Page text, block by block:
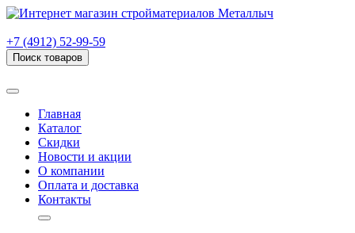
+7 (4912) 52-99-59
Поиск товаров
Главная
Каталог
Скидки
Новости и акции
О компании
Оплата и доставка
Контакты